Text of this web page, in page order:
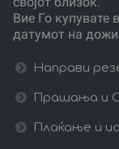
Вие Го купувате
датумот на
Направи
Прашања и
Плаќање и